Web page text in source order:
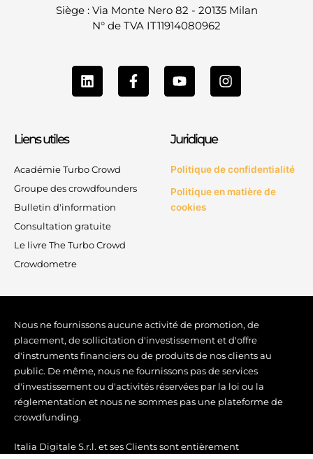
Siège : Via Monte Nero 82 - 20135 Milan
N° de TVA IT11914080962
L
i
n
n
F
a
c
-
Y
o
u
b
I
n
s
a
Liens utiles
Académie Turbo Crowd
Groupe des crowdfounders
Bulletin d'information
Consultation gratuite
Le livre The Turbo Crowd
Crowdometre
Juridique
Politique de confidentialité
Politique en matière de
cookies
Nous ne fournissons aucune activité de promotion, de
placement, de sollicitation d'investissement et d'offre
d'instruments financiers ou de produits de nos clients au
public. De même, nous ne fournissons pas de services
d'investissement ou d'activités réservées par la loi ou la
réglementation et nous ne sommes pas une plateforme de
crowdfunding.
Italia Digitale S.r.l. et ses Clients sont entièrement